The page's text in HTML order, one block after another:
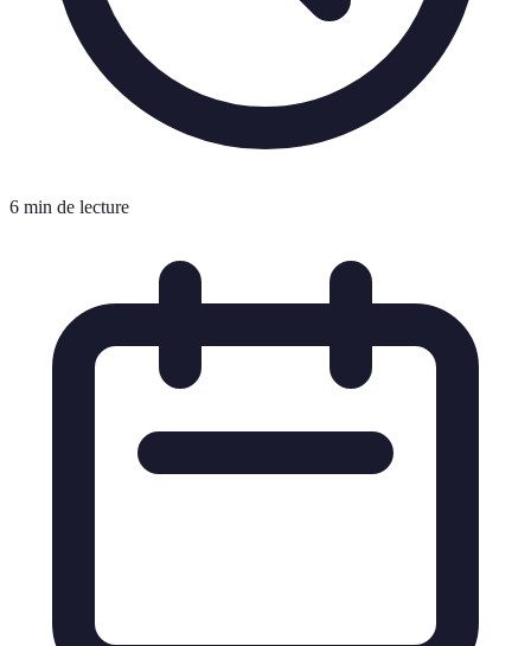
6 min de lecture